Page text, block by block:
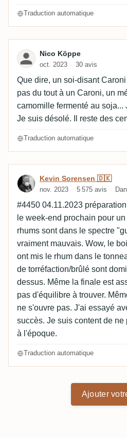
Traduction automatique
Avis de Nico Köppe
Nico Köppe
oct. 2023 30 avis
Que dire, un soi-disant
pas du tout à un Caroni, un
camomille fermenté au soja...
Je suis désolé. Il reste des
Traduction automatique
Avis de Kevin
Kevin Sorensen 🇩🇰
nov. 2023 5 575 avis
#4450 04.11.2023
le week-end prochain pour
rhums sont dans le spectre
vraiment mauvais. Wow, le
ont mis le rhum dans le
de torréfaction/brûlé sont
dessus. Même la finale est
pas d'équilibre à trouver.
ne s'ouvre pas. J'ai essayé
succès. Je suis content de
à l'époque.
Traduction automatique
Ajouter